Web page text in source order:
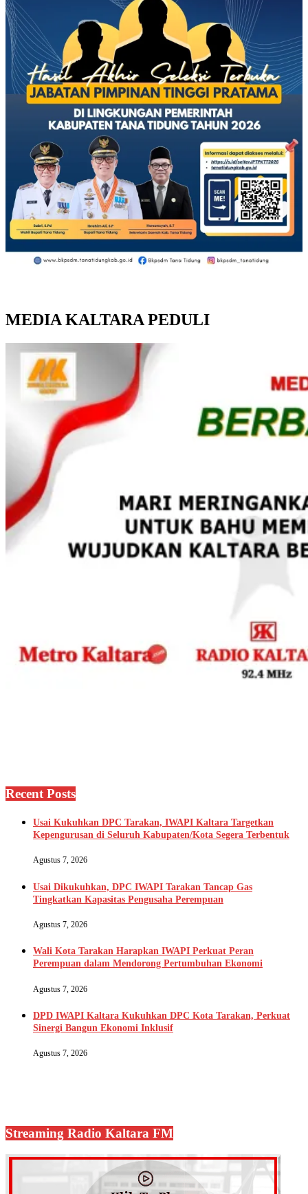
MEDIA KALTARA PEDULI
Recent Posts
Usai Kukuhkan DPC Tarakan, IWAPI Kaltara Targetkan
Kepengurusan di Seluruh Kabupaten/Kota Segera Terbentuk
Agustus 7, 2026
Usai Dikukuhkan, DPC IWAPI Tarakan Tancap Gas
Tingkatkan Kapasitas Pengusaha Perempuan
Agustus 7, 2026
Wali Kota Tarakan Harapkan IWAPI Perkuat Peran
Perempuan dalam Mendorong Pertumbuhan Ekonomi
Agustus 7, 2026
DPD IWAPI Kaltara Kukuhkan DPC Kota Tarakan, Perkuat
Sinergi Bangun Ekonomi Inklusif
Agustus 7, 2026
Streaming Radio Kaltara FM